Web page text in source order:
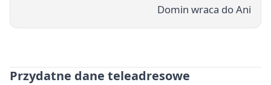
Domin wraca do Ani
Przydatne dane teleadresowe